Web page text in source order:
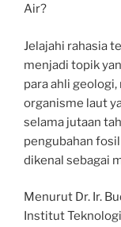
Air?
Jelajahi rahasia
menjadi topik
para ahli
organisme laut
selama jutaan
pengubahan
dikenal sebagai
Menurut Dr. Ir.
Institut